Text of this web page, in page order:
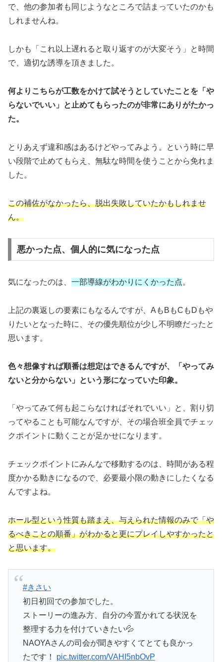
で、他の参加者も同じようなところで詰まっていたのかも
しれませんね。
しかも「これ以上遅れると取り返すのが大変そう」と時間
で、適切な誘導を頂きました。
何よりこちらが工数をかけて試そうとしていたことを「や
らないでいい」と止めてもらったのが非常にありがたかっ
た。
とりあえず違和感はあるけどやってみよう。という時に早
い段階で止めてもらえ、無駄な時間を使うことから免れま
した。
この補佐がなかったら、脱出失敗していたかもしれませ
ん。
悪かった点、個人的に気になった点
気になったのは、 一部導線がわかりにくかった点。
上記の裏返しの要素にもなるんですが、AもBもCもDもや
りたいとなった時に、その優先順位が少し不明瞭だったと
思います。
色々想像すれば順番は想定はできるんですが、「やってみ
ないと分からない」という形になっていた印象。
「やってみて何も起こらなければそれでいい」と、割り切
ってやることも可能なんですが、その場合班全員でチェッ
クポイントに動くことが足かせになります。
チェックポイントにみんなで移動するのは、時間がある程
度かかる動きになるので、必要最小限の動きにしたくなる
んですよね。
ホール型という性質も踏まえ、与えられた情報のみで「や
るべきことの順番」がわかると更にプレイしやすかったと
と思います。
#きさい
初日初回での参加でした。
ストーリーの進み方、自分の今置かれてる状況を
整理する力を付けていきたい💦
NAOYAさんの司会が聞きやすくてとても良かっ
たです！ pic.twitter.com/VAHI5nbOvP